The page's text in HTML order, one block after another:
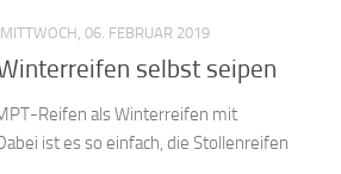
MITTWOCH, 06. FEBRUAR 2019
selbst seipen
Reifen als Winterreifen mit
ist es so einfach, die Stollenreifen